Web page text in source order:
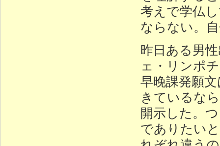
考えで学仏
ならない。
昨日ある男
ェ・リンポ
早晚課発願
きているな
開示した。
でありたい